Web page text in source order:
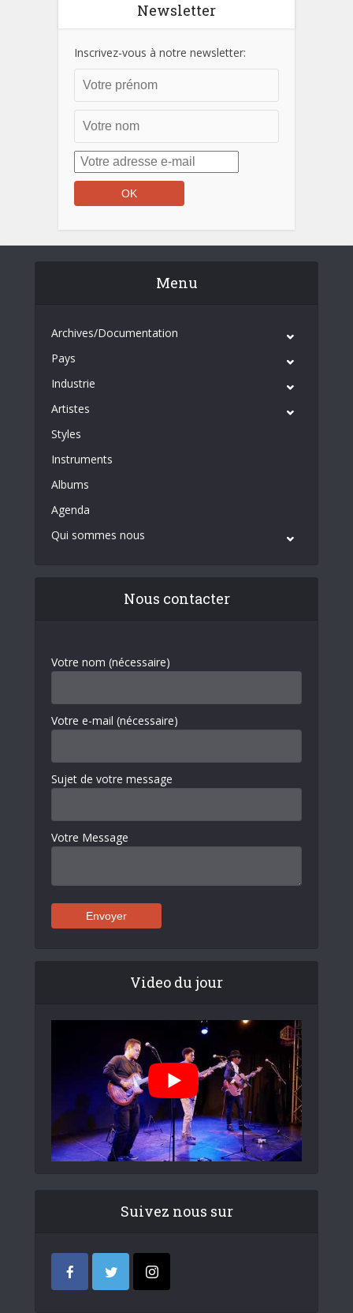
Newsletter
Inscrivez-vous à notre newsletter:
Menu
Archives/Documentation
Pays
Industrie
Artistes
Styles
Instruments
Albums
Agenda
Qui sommes nous
Nous contacter
Votre nom (nécessaire)
Votre e-mail (nécessaire)
Sujet de votre message
Votre Message
Video du jour
Suivez nous sur